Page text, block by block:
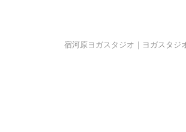
宿河原ヨガスタジオ｜ヨガスタ